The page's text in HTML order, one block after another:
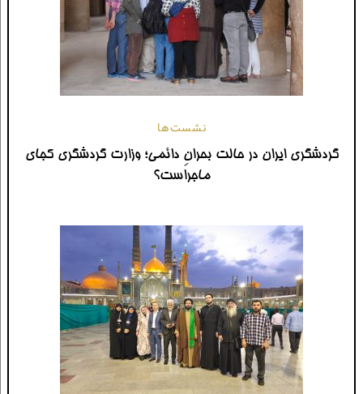
نشست‌‌ها
گردشگری ایران در حالت بحرانِ دائمی؛ وزارت گردشگری کجای
ماجراست؟